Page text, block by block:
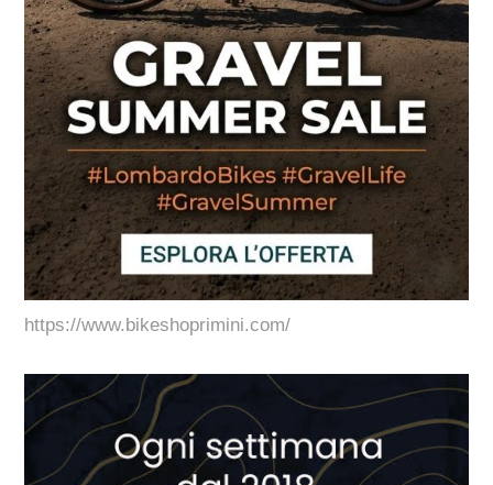
https://www.bikeshoprimini.com/